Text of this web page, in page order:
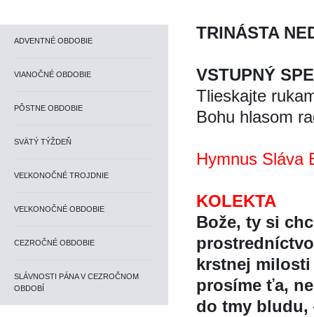
ADVENTNÉ OBDOBIE
VIANOČNÉ OBDOBIE
PÔSTNE OBDOBIE
SVÄTÝ TÝŽDEŇ
VEĽKONOČNÉ TROJDNIE
VEĽKONOČNÉ OBDOBIE
CEZROČNÉ OBDOBIE
SLÁVNOSTI PÁNA V CEZROČNOM
OBDOBÍ
TRINÁSTA
VSTUPNÝ
Tlieskajte
Bohu hlasom
Hymnus Sláva
KOLEKTA
Bože, ty si
krstnej
prosíme ťa,
do tmy